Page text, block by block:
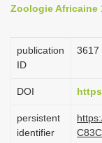
Zoologie Africaine
publication
ID
3617
DOI
persistent
identifier